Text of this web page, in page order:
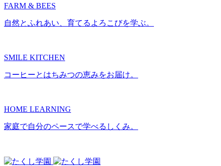
FARM & BEES
自然とふれあい、育てるよろこびを学ぶ。
SMILE KITCHEN
コーヒーとはちみつの恵みをお届け。
HOME LEARNING
家庭で自分のペースで学べるしくみ。